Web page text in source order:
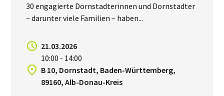
30 engagierte Dornstadterinnen und Dornstadter
– darunter viele Familien – haben...
21.03.2026
10:00 - 14:00
B 10, Dornstadt, Baden-Württemberg,
89160, Alb-Donau-Kreis